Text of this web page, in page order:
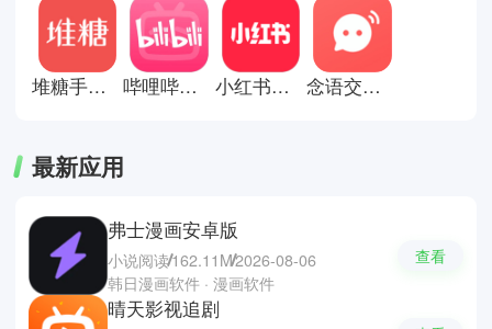
堆糖手机版 哔哩哔哩手机版 小红书手机版 念语交友平台
最新应用
弗士漫画安卓版
小说阅读162.11M2026-08-06
韩日漫画软件 · 漫画软件
查看
晴天影视追剧